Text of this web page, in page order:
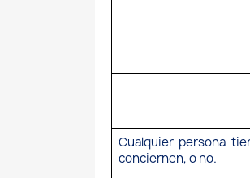
Cualquier persona
conciernen, o no.